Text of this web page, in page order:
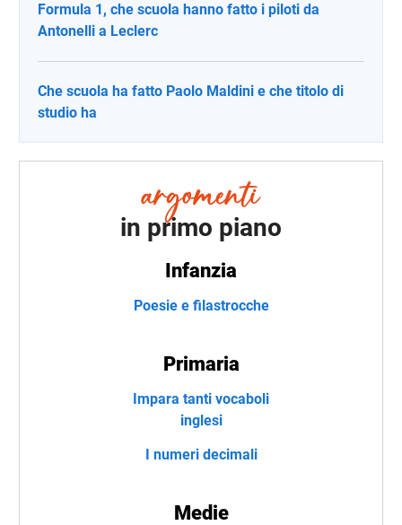
Formula 1, che scuola hanno fatto i piloti da
Antonelli a Leclerc
Che scuola ha fatto Paolo Maldini e che titolo di
studio ha
in primo piano
Infanzia
Poesie e filastrocche
Primaria
Impara tanti vocaboli
inglesi
I numeri decimali
Medie